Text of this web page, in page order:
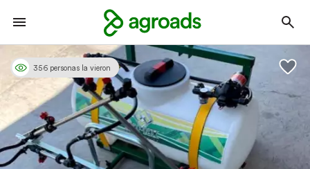
356 personas la vieron